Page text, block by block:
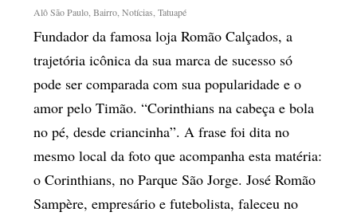
Alô São Paulo ,Bairro ,Notícias ,Tatuapé
Fundador da famosa loja Romão Calçados, a
trajetória icônica da sua marca de sucesso só
pode ser comparada com sua popularidade e o
amor pelo Timão. “Corinthians na cabeça e bola
no pé, desde criancinha”. A frase foi dita no
mesmo local da foto que acompanha esta matéria:
o Corinthians, no Parque São Jorge. José Romão
Sampère, empresário e futebolista, faleceu no